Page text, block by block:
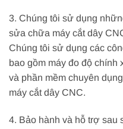
3. Chúng tôi sử dụng
sửa chữa máy cắt dây
Chúng tôi sử dụng các
bao gồm máy đo độ chính
và phần mềm chuyên
máy cắt dây CNC.
4. Bảo hành và hỗ trợ sau